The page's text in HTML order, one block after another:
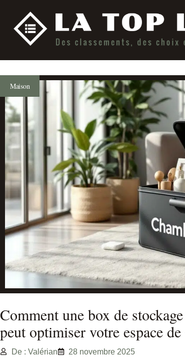
Maison
Comment une box de
peut optimiser votre espace
De : Valérian 28 novembre 2025